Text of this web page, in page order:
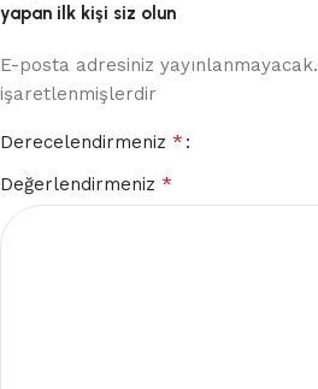
yapan ilk kişi siz olun
E-posta adresiniz yayınlanmayacak.
işaretlenmişlerdir
Derecelendirmeniz *
Değerlendirmeniz *